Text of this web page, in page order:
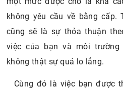
không yêu cầu về bằng
cũng sẽ là sự thỏa thuận
việc của bạn và môi
không thật sự quá lo lắng.
Cùng đó là việc bạn được